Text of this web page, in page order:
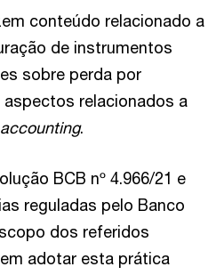
conteúdo relacionado a
de instrumentos
sobre perda por
aspectos relacionados a
.
BCB nº 4.966/21 e
reguladas pelo Banco
dos referidos
adotar esta prática